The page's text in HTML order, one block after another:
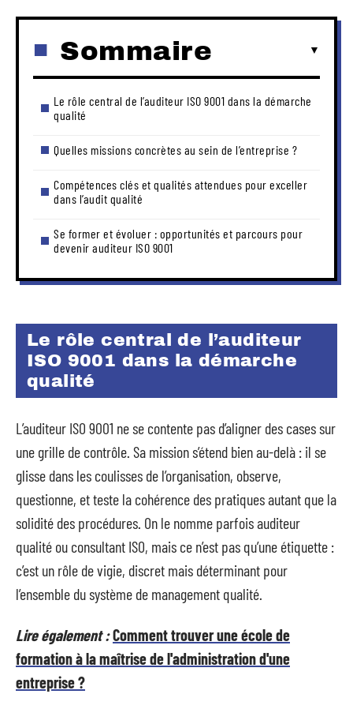
Sommaire
Le rôle central de l’auditeur ISO 9001 dans la démarche
qualité
Quelles missions concrètes au sein de l’entreprise ?
Compétences clés et qualités attendues pour exceller
dans l’audit qualité
Se former et évoluer : opportunités et parcours pour
devenir auditeur ISO 9001
Le rôle central de l’auditeur
ISO 9001 dans la démarche
qualité
L’auditeur ISO 9001 ne se contente pas d’aligner des cases sur
une grille de contrôle. Sa mission s’étend bien au-delà : il se
glisse dans les coulisses de l’organisation, observe,
questionne, et teste la cohérence des pratiques autant que la
solidité des procédures. On le nomme parfois auditeur
qualité ou consultant ISO, mais ce n’est pas qu’une étiquette :
c’est un rôle de vigie, discret mais déterminant pour
l’ensemble du système de management qualité.
Lire également :Comment trouver une école de
formation à la maîtrise de l'administration d'une
entreprise ?